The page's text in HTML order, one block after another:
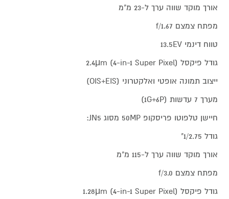
אורך מוקד שווה ערך ל-23 מ"מ
מפתח צמצם f/1.67
טווח דינמי 13.5EV
גודל פיקסל 2.4μm (4-in-1 Super Pixel)
ייצוב תמונה אופטי ואלקטרוני (OIS+EIS)
מערך 7 עדשות (1G+6P)
חיישן טלפוטו פריסקופ 50MP מסוג JN5:
גודל 1/2.75"
אורך מוקד שווה ערך ל-115 מ"מ
מפתח צמצם f/3.0
גודל פיקסל 1.28μm (4-in-1 Super Pixel)